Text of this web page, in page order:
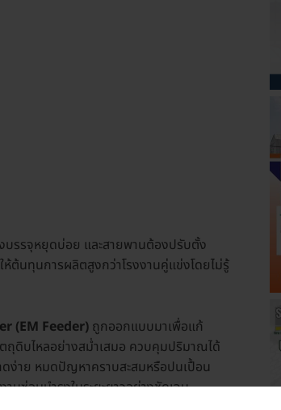
บรรจุหยุดบ่อย และสายพานต้องปรับตั้ง
ต้นทุนการผลิตสูงกว่าโรงงานคู่แข่งโดยไม่รู้
(EM Feeder) ถูกออกแบบมาเพื่อแก้
ถุดิบไหลอย่างสม่ำเสมอ ควบคุมปริมาณได้
ดง่าย หมดปัญหาคราบสะสมหรือปนเปื้อน
ซ่อมบำรุงในระยะยาวอย่างชัดเจน